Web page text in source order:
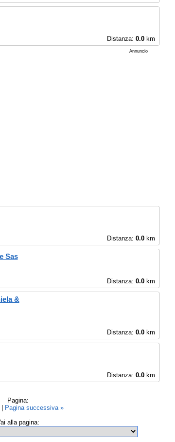
Distanza: 0.0km
Annuncio
Distanza: 0.0km
Sas
Distanza: 0.0km
&
Distanza: 0.0km
Distanza: 0.0km
Pagina:
Pagina successiva »
alla pagina: